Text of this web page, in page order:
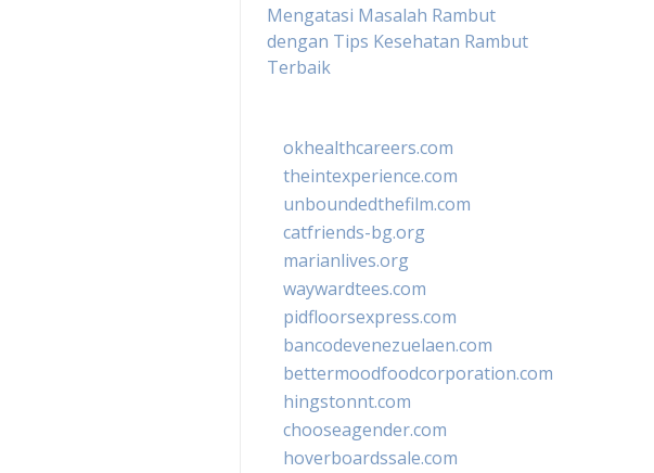
Mengatasi Masalah Rambut
dengan Tips Kesehatan Rambut
Terbaik
okhealthcareers.com
theintexperience.com
unboundedthefilm.com
catfriends-bg.org
marianlives.org
waywardtees.com
pidfloorsexpress.com
bancodevenezuelaen.com
bettermoodfoodcorporation.com
hingstonnt.com
chooseagender.com
hoverboardssale.com